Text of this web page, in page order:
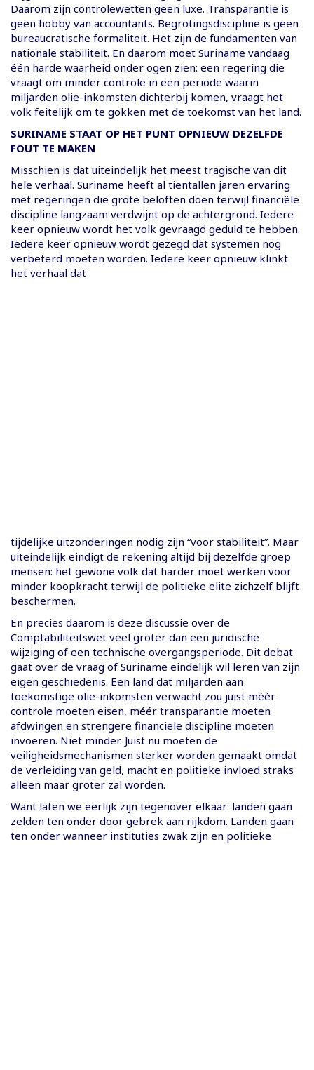
Daarom zijn controlewetten geen luxe. Transparantie is
geen hobby van accountants. Begrotingsdiscipline is geen
bureaucratische formaliteit. Het zijn de fundamenten van
nationale stabiliteit. En daarom moet Suriname vandaag
één harde waarheid onder ogen zien: een regering die
vraagt om minder controle in een periode waarin
miljarden olie-inkomsten dichterbij komen, vraagt het
volk feitelijk om te gokken met de toekomst van het land.
SURINAME STAAT OP HET PUNT OPNIEUW DEZELFDE
FOUT TE MAKEN
Misschien is dat uiteindelijk het meest tragische van dit
hele verhaal. Suriname heeft al tientallen jaren ervaring
met regeringen die grote beloften doen terwijl financiële
discipline langzaam verdwijnt op de achtergrond. Iedere
keer opnieuw wordt het volk gevraagd geduld te hebben.
Iedere keer opnieuw wordt gezegd dat systemen nog
verbeterd moeten worden. Iedere keer opnieuw klinkt
het verhaal dat
tijdelijke uitzonderingen nodig zijn “voor stabiliteit”. Maar
uiteindelijk eindigt de rekening altijd bij dezelfde groep
mensen: het gewone volk dat harder moet werken voor
minder koopkracht terwijl de politieke elite zichzelf blijft
beschermen.
En precies daarom is deze discussie over de
Comptabiliteitswet veel groter dan een juridische
wijziging of een technische overgangsperiode. Dit debat
gaat over de vraag of Suriname eindelijk wil leren van zijn
eigen geschiedenis. Een land dat miljarden aan
toekomstige olie-inkomsten verwacht zou juist méér
controle moeten eisen, méér transparantie moeten
afdwingen en strengere financiële discipline moeten
invoeren. Niet minder. Juist nu moeten de
veiligheidsmechanismen sterker worden gemaakt omdat
de verleiding van geld, macht en politieke invloed straks
alleen maar groter zal worden.
Want laten we eerlijk zijn tegenover elkaar: landen gaan
zelden ten onder door gebrek aan rijkdom. Landen gaan
ten onder wanneer instituties zwak zijn en politieke